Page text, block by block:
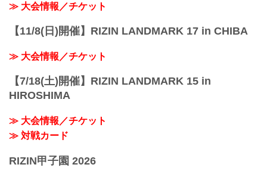
≫ 大会情報／チケット
【11/8(日)開催】RIZIN LANDMARK 17 in CHIBA
≫ 大会情報／チケット
【7/18(土)開催】RIZIN LANDMARK 15 in
HIROSHIMA
≫ 大会情報／チケット
≫ 対戦カード
RIZIN甲子園 2026